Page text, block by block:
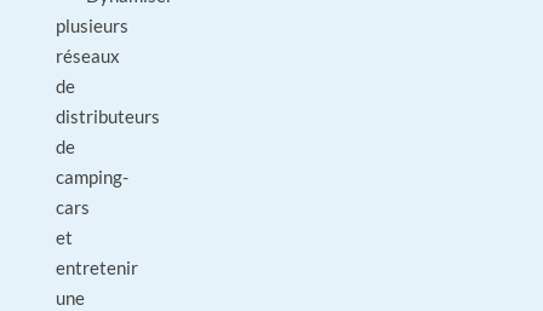
plusieurs
réseaux
de
distributeurs
de
camping-
cars
et
entretenir
une